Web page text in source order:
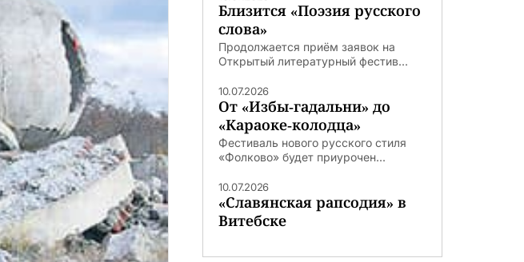
Близится «Поэзия русского
слова»
Продолжается приём заявок на
Открытый литературный фестив...
10.07.2026
От «Избы-гадальни» до
«Караоке-колодца»
Фестиваль нового русского стиля
«Фолково» будет приурочен...
10.07.2026
«Славянская рапсодия» в
Витебске